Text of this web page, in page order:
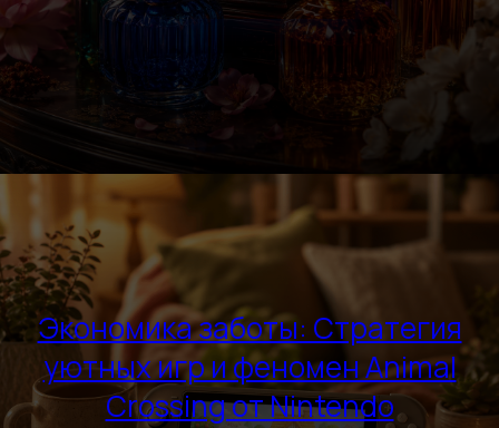
Экономика заботы: Стратегия
уютных игр и феномен Animal
Crossing от Nintendo